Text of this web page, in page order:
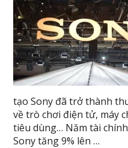
tạo Sony đã trở thành
về trò chơi điện tử, máy
tiêu dùng… Năm tài
Sony tăng 9% lên …